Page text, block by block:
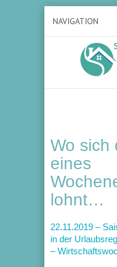
Wo sich
eines
lohnt…
22.11.2019 –
in der
–